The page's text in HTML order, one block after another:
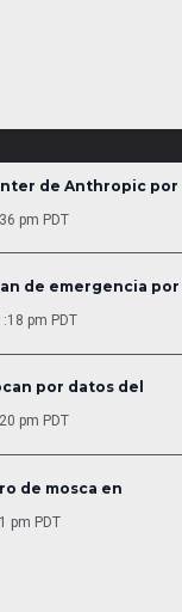
de Anthropic por
pm PDT
de emergencia por
pm PDT
por datos del
pm PDT
de mosca en
pm PDT